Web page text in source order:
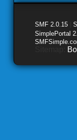
SMF 2.0.15
SimplePortal